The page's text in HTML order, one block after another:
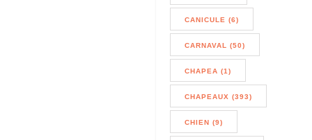
CANICULE (6)
CARNAVAL (50)
CHAPEA (1)
CHAPEAUX (393)
CHIEN (9)